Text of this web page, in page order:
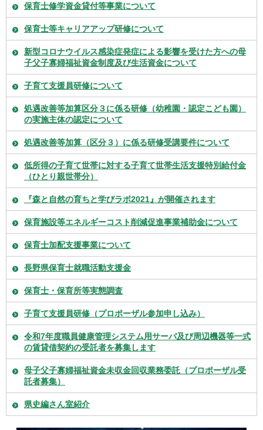
保育士修学資金貸付等事業について
保育士等キャリアアップ研修について
新型コロナウイルス感染症発症による影響を受けた方への母
子父子寡婦福祉資金制度及び生活資金について
子育て支援員研修について
処遇改善等加算区分３に係る研修（幼稚園・認定こども園）
の実施主体の認定について
処遇改善等加算（区分３）に係る研修受講要件について
低所得の子育て世帯に対する子育て世帯生活支援特別給付金
（ひとり親世帯分）
『森と自然の育ちと学びラボ2021』が開催されます
保育施設等エネルギーコスト削減促進事業補助金について
保育士加配支援事業について
長野県保育士就職活動支援金
保育士・保育所等実態調査
子育て支援員研修（プロポーザル参加申し込み）
令和7年度職員健康管理システム用サーバ及び周辺機器等一式
の賃貸借契約の受託者を募集します
母子父子寡婦福祉資金未収金回収業務委託（プロポーザル受
託者募集）
県史編さん室紹介